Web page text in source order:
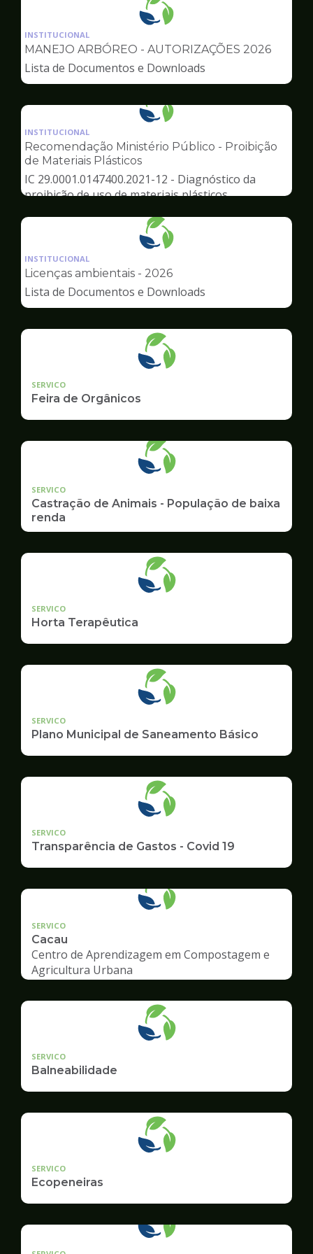
Ilustração
pagina
Meio
INSTITUCIONAL
MANEJO ARBÓREO - AUTORIZAÇÕES 2026
Lista de Documentos e Downloads
Ilustração
pagina
Meio
Ambiente
INSTITUCIONAL
Recomendação Ministério Público - Proibição
de Materiais Plásticos
IC 29.0001.0147400.2021-12 - Diagnóstico da
proibição de uso de materiais plásticos
Ilustração
pagina
Meio
INSTITUCIONAL
Licenças ambientais - 2026
Lista de Documentos e Downloads
SERVICO
Feira de Orgânicos
SERVICO
Castração de Animais - População de baixa
renda
SERVICO
Horta Terapêutica
SERVICO
Plano Municipal de Saneamento Básico
SERVICO
Transparência de Gastos - Covid 19
SERVICO
Cacau
Centro de Aprendizagem em Compostagem e
Agricultura Urbana
SERVICO
Balneabilidade
SERVICO
Ecopeneiras